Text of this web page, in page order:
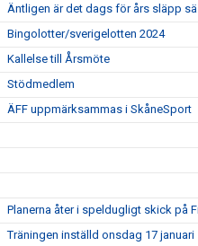
Äntligen är det dags för års släpp
Bingolotter/sverigelotten 2024
Kallelse till Årsmöte
Stödmedlem
ÄFF uppmärksammas i SkåneSport
Planerna åter i speldugligt skick på
Träningen inställd onsdag 17 januari